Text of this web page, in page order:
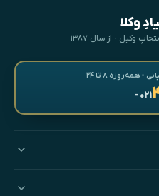
وکلا
وکیل · از سال ۱۳۸۷
همه‌روزه ۸ تا ۲۴
- ۰۲۱